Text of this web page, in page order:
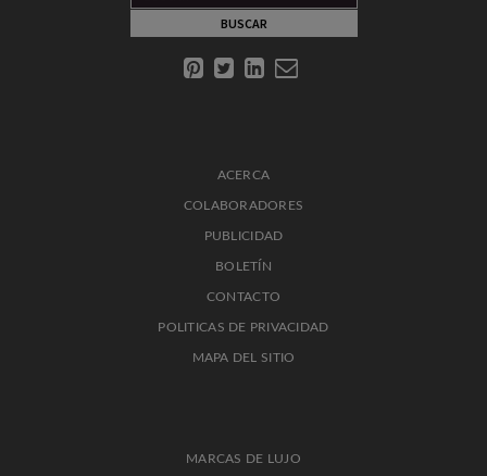
ACERCA
COLABORADORES
PUBLICIDAD
BOLETÍN
CONTACTO
POLITICAS DE PRIVACIDAD
MAPA DEL SITIO
MARCAS DE LUJO